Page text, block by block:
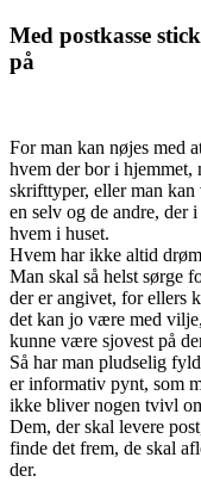
Med postkasse
på
For man kan nøjes med
hvem der bor i hjemmet,
skrifttyper, eller man
en selv og de andre, der
hvem i huset.
Hvem har ikke altid
Man skal så helst sørge
der er angivet, for ellers
det kan jo være med
kunne være sjovest på
Så har man pludselig
er informativ pynt, som
ikke bliver nogen tvivl
Dem, der skal levere
finde det frem, de skal
der.